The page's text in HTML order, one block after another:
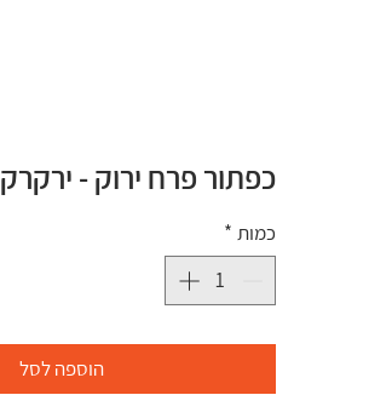
כפתור פרח ירוק - ירקרק
כמות *
הוספה לסל